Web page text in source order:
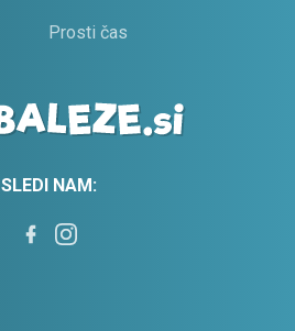
Prosti čas
SLEDI NAM: